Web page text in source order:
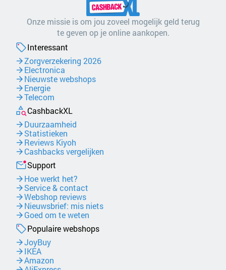
Onze missie is om jou zoveel mogelijk geld terug
te geven op je online aankopen.
Interessant
Zorgverzekering 2026
Electronica
Nieuwste webshops
Energie
Telecom
CashbackXL
Duurzaamheid
Statistieken
Reviews Kiyoh
Cashbacks vergelijken
Support
Hoe werkt het?
Service & contact
Webshop reviews
Nieuwsbrief: mis niets
Goed om te weten
Populaire webshops
JoyBuy
IKEA
Amazon